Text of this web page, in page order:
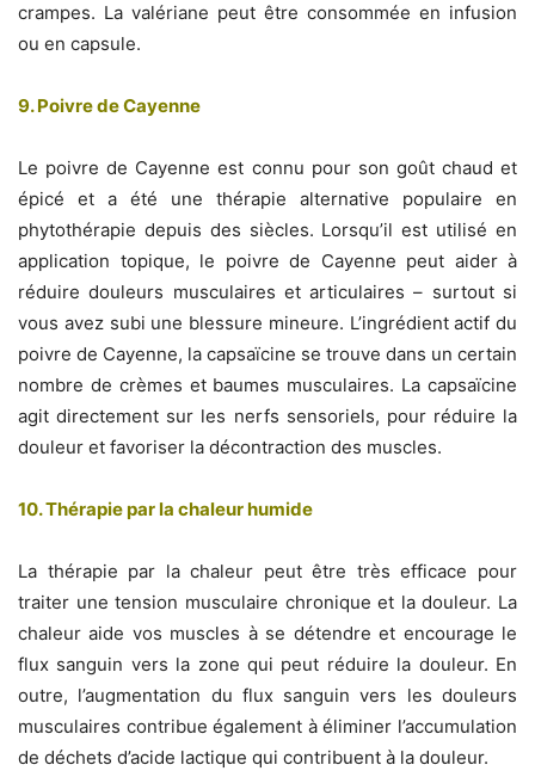
crampes. La valériane peut être consommée en infusion
ou en capsule.
9. Poivre de Cayenne
Le poivre de Cayenne est connu pour son goût chaud et
épicé et a été une thérapie alternative populaire en
phytothérapie depuis des siècles. Lorsqu’il est utilisé en
application topique, le poivre de Cayenne peut aider à
réduire douleurs musculaires et articulaires – surtout si
vous avez subi une blessure mineure. L’ingrédient actif du
poivre de Cayenne, la capsaïcine se trouve dans un certain
nombre de crèmes et baumes musculaires. La capsaïcine
agit directement sur les nerfs sensoriels, pour réduire la
douleur et favoriser la décontraction des muscles.
10. Thérapie par la chaleur humide
La thérapie par la chaleur peut être très efficace pour
traiter une tension musculaire chronique et la douleur. La
chaleur aide vos muscles à se détendre et encourage le
flux sanguin vers la zone qui peut réduire la douleur. En
outre, l’augmentation du flux sanguin vers les douleurs
musculaires contribue également à éliminer l’accumulation
de déchets d’acide lactique qui contribuent à la douleur.